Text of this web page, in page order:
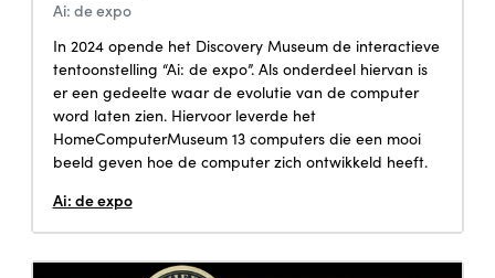
Ai: de expo
In 2024 opende het Discovery Museum de interactieve
tentoonstelling “Ai: de expo”. Als onderdeel hiervan is
er een gedeelte waar de evolutie van de computer
word laten zien. Hiervoor leverde het
HomeComputerMuseum 13 computers die een mooi
beeld geven hoe de computer zich ontwikkeld heeft.
Ai: de expo